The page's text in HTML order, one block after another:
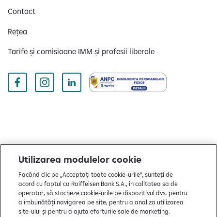
Contact
Rețea
Tarife și comisioane IMM și profesii liberale
Termeni și condiții
Politică de utilizare cookies
Preferințe cookie-uri
Utilizarea modulelor cookie
Facând clic pe „Acceptați toate cookie-urile”, sunteți de
acord cu faptul ca Raiffeisen Bank S.A., în calitatea sa de
operator, să stocheze cookie-urile pe dispozitivul dvs. pentru
a îmbunătăți navigarea pe site, pentru a analiza utilizarea
site-ului și pentru a ajuta eforturile sale de marketing.